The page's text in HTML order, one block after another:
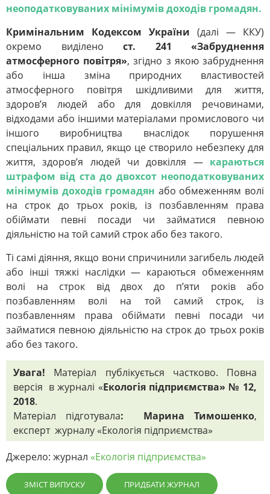
неоподатковуваних мінімумів доходів громадян.
Кримінальним Кодексом України (далі — ККУ)
окремо виділено ст. 241 «Забруднення
атмосферного повітря», згідно з якою забруднення
або інша зміна природних властивостей
атмосферного повітря шкідливими для життя,
здоров’я людей або для довкілля речовинами,
відходами або іншими матеріалами промислового чи
іншого виробництва внаслідок порушення
спеціальних правил, якщо це створило небезпеку для
життя, здоров’я людей чи довкілля — караються
штрафом від ста до двохсот неоподатковуваних
мінімумів доходів громадян або обмеженням волі
на строк до трьох років, із позбавленням права
обіймати певні посади чи займатися певною
діяльністю на той самий строк або без такого.
Ті самі діяння, якщо вони спричинили загибель людей
або інші тяжкі наслідки — караються обмеженням
волі на строк від двох до п’яти років або
позбавленням волі на той самий строк, із
позбавленням права обіймати певні посади чи
займатися певною діяльністю на строк до трьох років
або без такого.
Увага! Матеріал публікується частково. Повна
версія в журналі «Екологія підприємства» № 12,
2018.
Матеріал підготувала: Марина Тимошенко,
експерт журналу «Екологія підприємства»
Джерело: журнал «Екологія підприємства»
ЗМІСТ ВИПУСКУ ПРИДБАТИ ЖУРНАЛ